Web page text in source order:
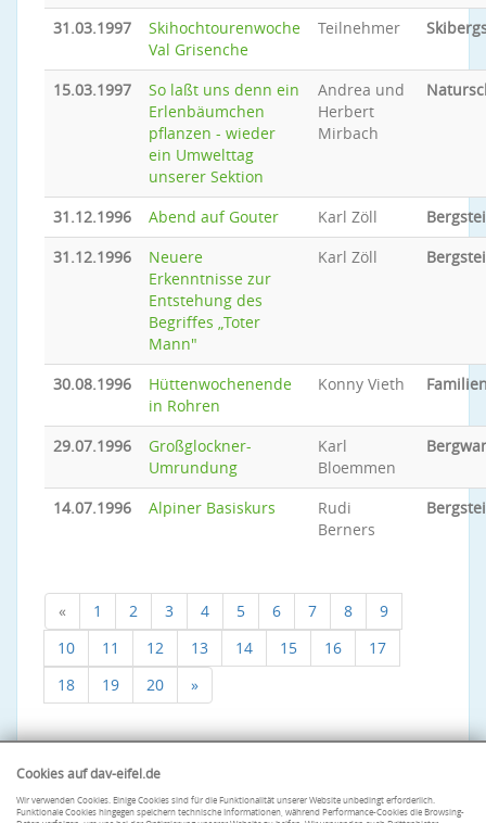
31.03.1997
Skihochtourenwoche
Val Grisenche
Teilnehmer
15.03.1997
So laßt uns denn ein
Erlenbäumchen
pflanzen - wieder
ein Umwelttag
unserer Sektion
Andrea und
Herbert
Mirbach
31.12.1996 Abend auf Gouter Karl Zöll
31.12.1996
Neuere
Erkenntnisse zur
Entstehung des
Begriffes „Toter
Mann"
Karl Zöll
30.08.1996
Hüttenwochenende
in Rohren
Konny Vieth
29.07.1996
Großglockner-
Umrundung
Karl
Bloemmen
14.07.1996 Alpiner Basiskurs
Rudi
Berners
« 1 2 3 4 5 6 7 8
9
10
11 12 13 14 15 16
17
18
19 20 »
Cookies auf dav-eifel.de
Wir verwenden Cookies. Einige Cookies sind für die Funktionalität unserer Website unbedingt erforderlich.
Funktionale Cookies hingegen speichern technische Informationen, während Performance-Cookies die Browsing-